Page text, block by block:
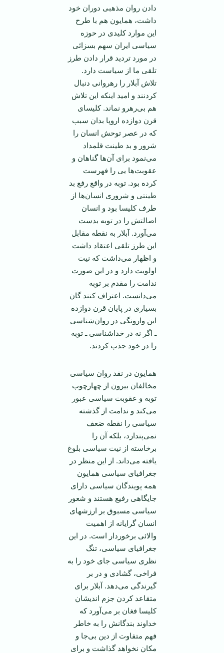
دادن روان مذهبی دوران خود
داشت، همایون هم با طرح
این موارد کلیدی در حوزه
سیاسی ایران سهم بسزائی
در مورد تردید قرار دادن طرز
تلقی ما از سیاست دارد.
تلاش آبلار را رهروانی دنبال
کردنند و امید اینکه این تلاش
هم بی‌رهرو نماند. کلیسای
قرن دوازده اروپا بدان سبب
که در عصر توحش انسان را
شرور و بد طینت قلمداد
می‌نمود برای آن‌ها گناهان و
عقوبت‌ها یی را فهرست
کرده بود. توبه در واقع رفع بد
طینتی و شروری انسان‌ها از
طرف کلیسا بود و انسان
اصالتش را در توبه بدست
می‌آورد. آبلار به نقطه مقابل
این طرز تلقی اعتقاد داشت
و اظهار می‌داشت که نیت
اولویت دارد و در این صورت
ندامت را مقدم بر توبه
می‌دانست. اعتراف کنند گان
بسیاری در پایان قرن دوازده
این وارونگی در روان‌شناسی
ـ اگر نه در خدا‌شناسی ـ توبه
را در خود جذب کردند.
همایون در نقد روان سیاسی
مخالفان بیرون از چهارچوب
توبه و عقوبت سیاسی عبور
می‌کند و ندامت از گذشته
سیاسی را نقطه ضعف
نمی‌پندارد، بلکه آن را
برخاسته از نیت سیاسی بلوغ
یافته می‌داند. از این منظر در
جغرافیای سیاسی همایون
همه پویندگان سیاسی دارای
جایگاهی رفیع هستند و شعور
سیاسی مسبوق بر ارزشهای
انسان گرایانه از اهمیت
والائی برخوردار است. در این
جغرافیای سیاسی، تنگ
نظری سیاسی جای خود را به
فراخی، گشادی و در بر
گیرندگی می‌دهد. آبلار برای
متقاعد کردن جزم اندیشان
کلیسا فغان بر می‌آورد که
خداوند بندگانش را به خاطر
فهم متفاوت از دین بی‌جا و
مکان نخواهد گذاشت و برای